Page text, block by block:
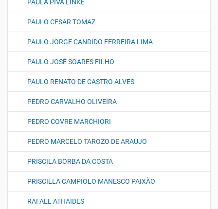
PAULA PIVA LINKE
PAULO CESAR TOMAZ
PAULO JORGE CANDIDO FERREIRA LIMA
PAULO JOSÉ SOARES FILHO
PAULO RENATO DE CASTRO ALVES
PEDRO CARVALHO OLIVEIRA
PEDRO COVRE MARCHIORI
PEDRO MARCELO TAROZO DE ARAUJO
PRISCILA BORBA DA COSTA
PRISCILLA CAMPIOLO MANESCO PAIXÃO
RAFAEL ATHAIDES